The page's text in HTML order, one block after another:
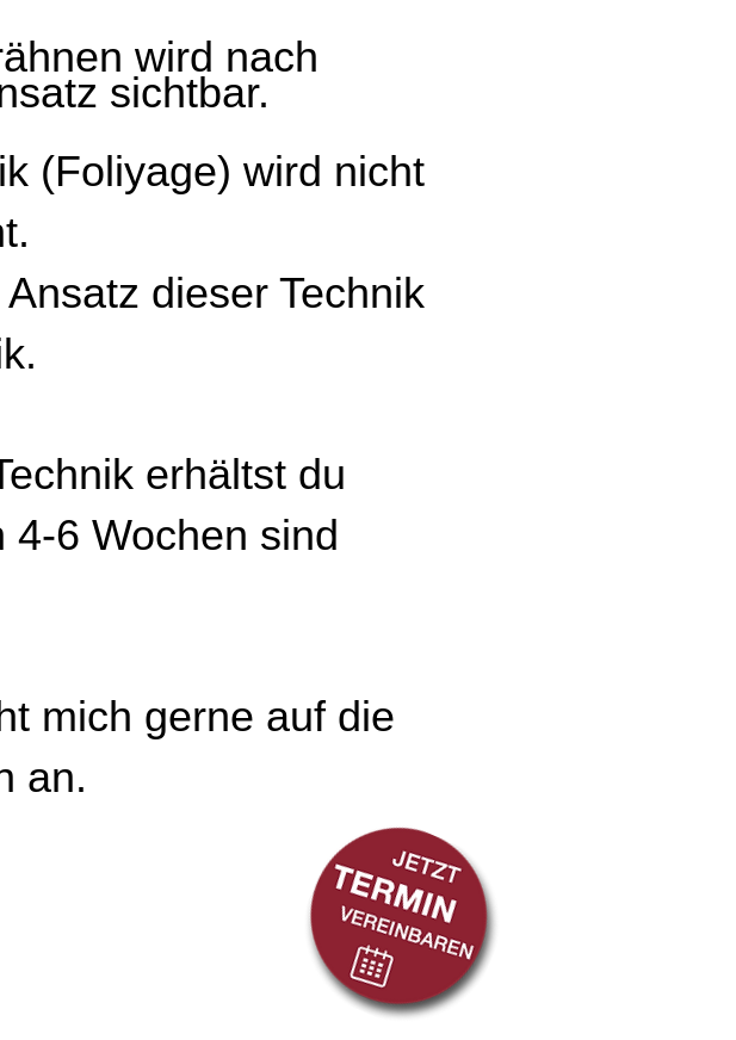
wird nach
sichtbar.
(Foliyage) wird nicht
dieser Technik
erhältst du
6 Wochen sind
mich gerne auf die
an.